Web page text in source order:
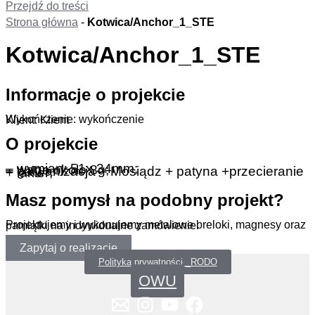
Przejdź do treści
Strona główna - Kotwica/Anchor_1_STE
Kotwica/Anchor_1_STE
Informacje o projekcie
Wykończenie: wykończenie
Klient: Klient
O projekcie
– wymiary 51x 34mm;
– waga około 8g;
– galwanizacja – Mosiądz + patyna +przecieranie + lakier;
Masz pomysł na podobny projekt?
Projektujemy i wykonujemy metalowe breloki, magnesy oraz pamiątki na indywidualne zamówienie.
Zapytaj o realizację
Polityka prywatności _RODO
OWU